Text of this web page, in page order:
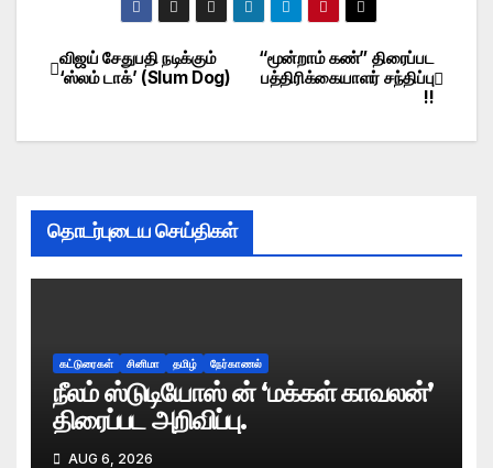
Post
“மூன்றாம் கண்” திரைப்பட
பத்திரிக்கையாளர் சந்திப்பு
!!
விஜய் சேதுபதி நடிக்கும்
‘ஸ்லம் டாக்’ (Slum Dog)
தொடர்புடைய செய்திகள்
கட்டுரைகள் சினிமா தமிழ் நேர்காணல்
நீலம் ஸ்டுடியோஸ் ன் ‘மக்கள் காவலன்’
திரைப்பட அறிவிப்பு.
AUG 6, 2026